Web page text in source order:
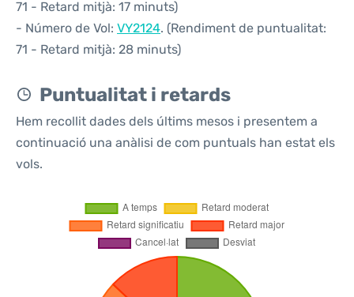
71 - Retard mitjà: 17 minuts)
- Número de Vol: VY2124. (Rendiment de puntualitat:
71 - Retard mitjà: 28 minuts)
Puntualitat i retards
Hem recollit dades dels últims mesos i presentem a
continuació una anàlisi de com puntuals han estat els
vols.